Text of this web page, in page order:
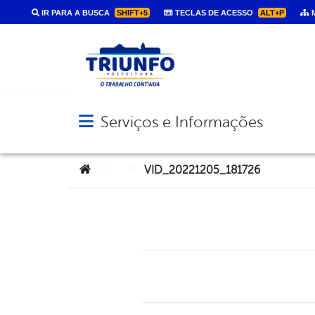
IR PARA A BUSCA SHIFT+5 TECLAS DE ACESSO ALT+P
Abrir menu principal de navegação
Serviços e Informações
Você está aqui:VID_20221205_181726